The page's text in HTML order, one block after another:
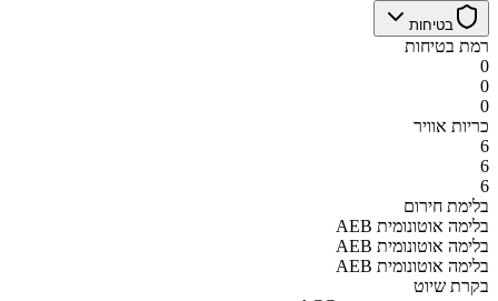
בטיחות
רמת בטיחות
0
0
0
כריות אוויר
6
6
6
בלימת חירום
AEB בלימה אוטונומית
AEB בלימה אוטונומית
AEB בלימה אוטונומית
בקרת שיוט